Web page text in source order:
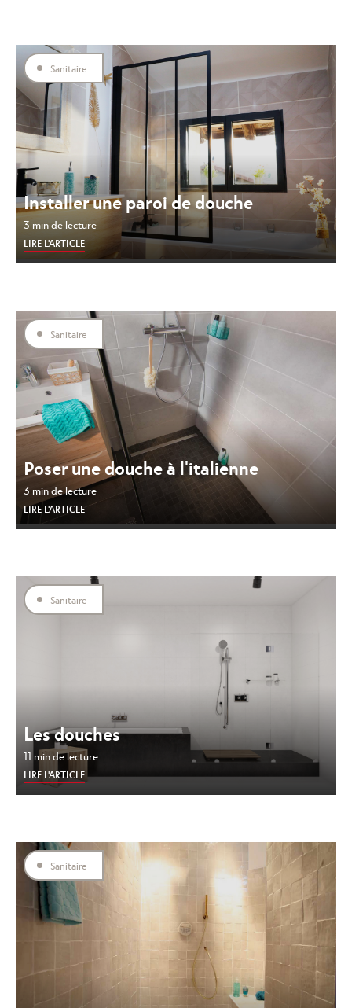
Sanitaire
Installer une paroi de douche
3 min de lecture
LIRE L'ARTICLE
Sanitaire
Poser une douche à l'italienne
3 min de lecture
LIRE L'ARTICLE
Sanitaire
Les douches
11 min de lecture
LIRE L'ARTICLE
Sanitaire